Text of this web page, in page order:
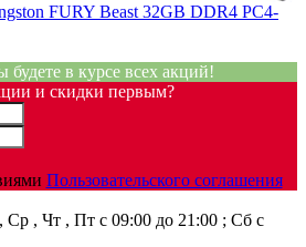
FURY Beast 32GB DDR4 PC4-
в курсе всех акций!
и скидки первым?
Пользовательского соглашения
, Чт , Пт c 09:00 до 21:00 ; Сб c